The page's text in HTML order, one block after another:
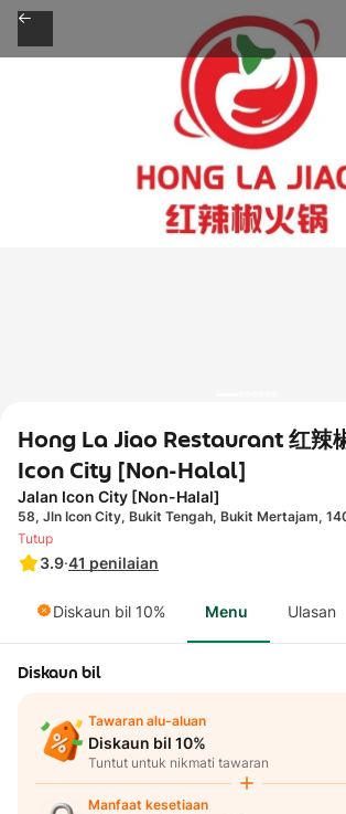
Hong La Jiao Restaurant 红辣
Icon City [Non-Halal]
Jalan Icon City [Non-Halal]
58, Jln Icon City, Bukit Tengah, Bukit Mertajam,
3.9·41 penilaian
Tutup
Diskaun bil 10% Menu Ulasan
Diskaun bil
Tawaran alu-aluan
Diskaun bil 10%
Tuntut untuk nikmati tawaran
Manfaat kesetiaan